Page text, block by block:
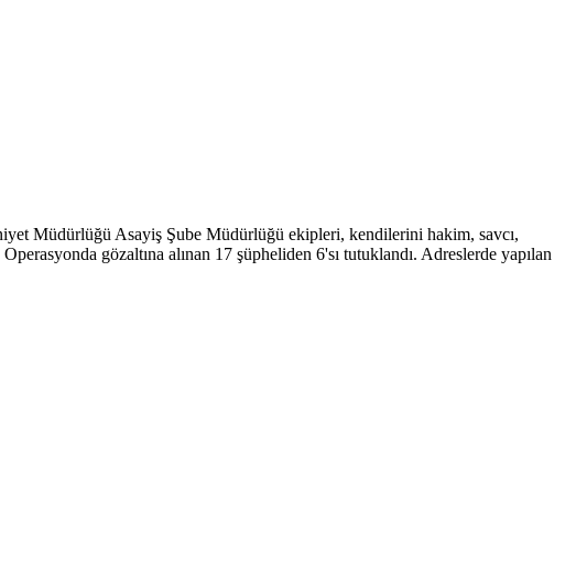
Müdürlüğü Asayiş Şube Müdürlüğü ekipleri, kendilerini hakim, savcı,
gözaltına alınan 17 şüpheliden 6'sı tutuklandı. Adreslerde yapılan